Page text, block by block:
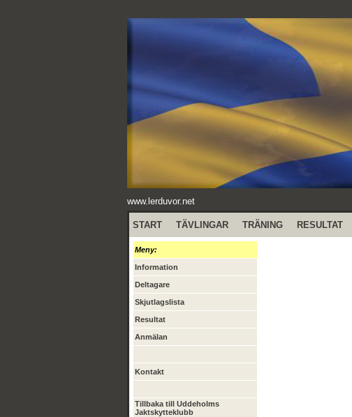
www.lerduvor.net
START TÄVLINGAR TRÄNING RESULTAT
Meny:
Information
Deltagare
Skjutlagslista
Resultat
Anmälan
Kontakt
Tillbaka till Uddeholms
Jaktskytteklubb